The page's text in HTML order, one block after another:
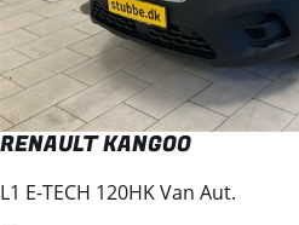
RENAULT KANGOO
L1 E-TECH 120HK Van Aut.